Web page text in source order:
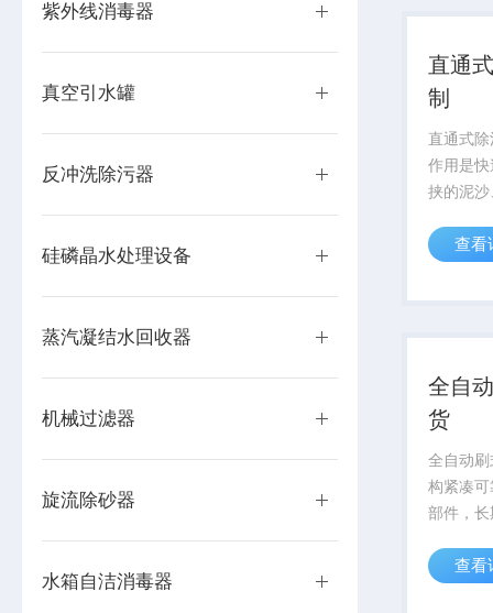
紫外线消毒器
真空引水罐
反冲洗除污器
硅磷晶水处理设备
蒸汽凝结水回收器
机械过滤器
旋流除砂器
水箱自洁消毒器
直通
制
直通式
作用是
挟的泥
直接冲
止管路
查看
全自
货
全自动
构紧凑
部件，
能力强
查看